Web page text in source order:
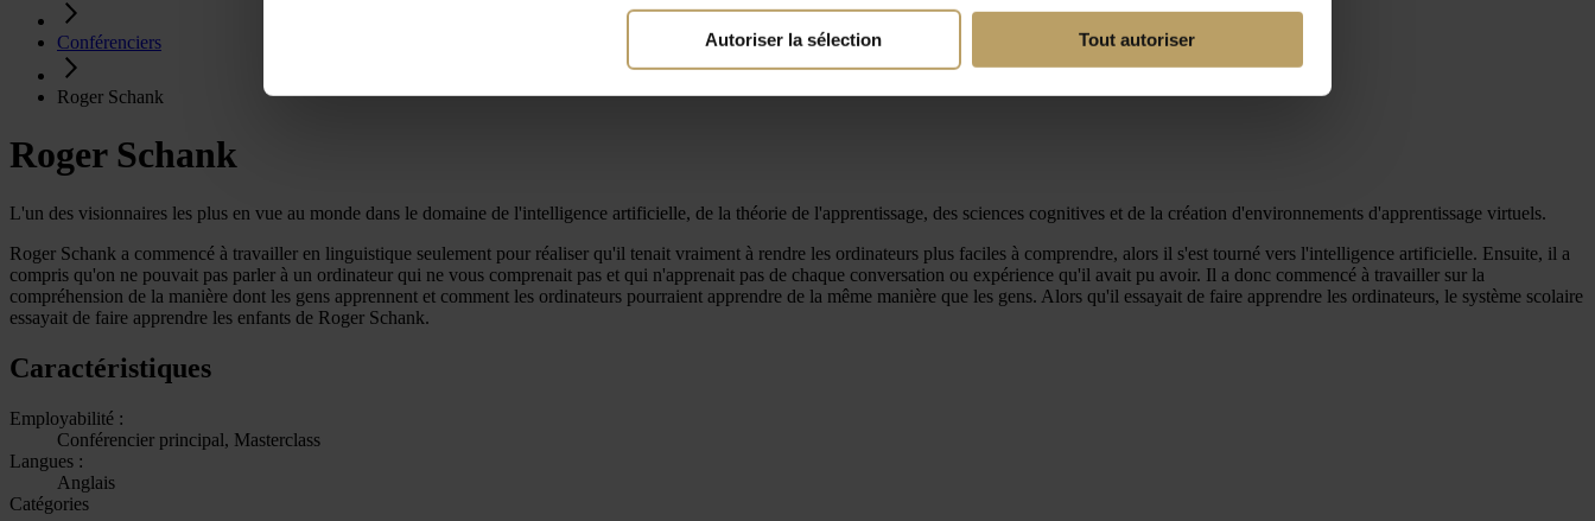
Autoriser la sélection Tout autoriser
Conférenciers
Roger Schank
Roger Schank
L'un des visionnaires les plus en vue au monde dans le domaine de l'intelligence artificielle, de la théorie de l'apprentissage, des sciences cognitives et de la création d'environnements d'apprentissage virtuels.
Roger Schank a commencé à travailler en linguistique seulement pour réaliser qu'il tenait vraiment à rendre les ordinateurs plus faciles à comprendre, alors il s'est tourné vers l'intelligence artificielle. Ensuite, il a
compris qu'on ne pouvait pas parler à un ordinateur qui ne vous comprenait pas et qui n'apprenait pas de chaque conversation ou expérience qu'il avait pu avoir. Il a donc commencé à travailler sur la
compréhension de la manière dont les gens apprennent et comment les ordinateurs pourraient apprendre de la même manière que les gens. Alors qu'il essayait de faire apprendre les ordinateurs, le système scolaire
essayait de faire apprendre les enfants de Roger Schank.
Caractéristiques
Employabilité :
Conférencier principal, Masterclass
Langues :
Anglais
Catégories